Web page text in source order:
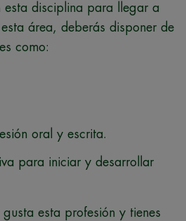
esta disciplina para llegar a
área, deberás disponer de
como:
oral y escrita.
para iniciar y desarrollar
esta profesión y tienes